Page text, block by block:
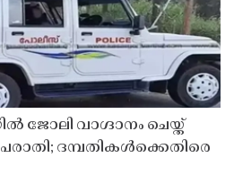
ജോലി വാഗ്ദാനം ചെയ്ത്
ദമ്പതികൾക്കെതിരെ